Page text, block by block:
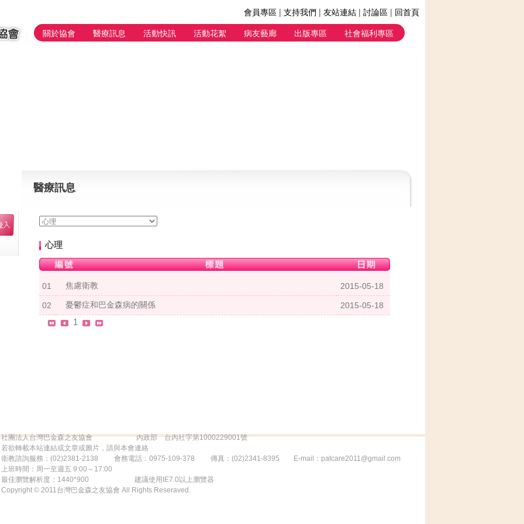
會員專區 |支持我們 |友站連結 |討論區 | 回首頁
關於協會
醫療訊息 活動快訊 活動花絮 病友藝廊 出版專區 社會福利專區
醫療訊息
心理
01 焦慮衛教 2015-05-18
02 憂鬱症和巴金森病的關係 2015-05-18
1
社團法人台灣巴金森之友協會 內政部 台內社字第1000229001號
若欲轉載本站連結或文章或圖片，請與本會連絡
衛教諮詢服務：(02)2381-2138 會務電話：0975-109-378 傳真：(02)2341-8395 E-mail：patcare2011@gmail.com
上班時間：周一至週五 9:00～17:00
最佳瀏覽解析度：1440*900 建議使用IE7.0以上瀏覽器
Copyright © 2011台灣巴金森之友協會 All Rights Reseraved.